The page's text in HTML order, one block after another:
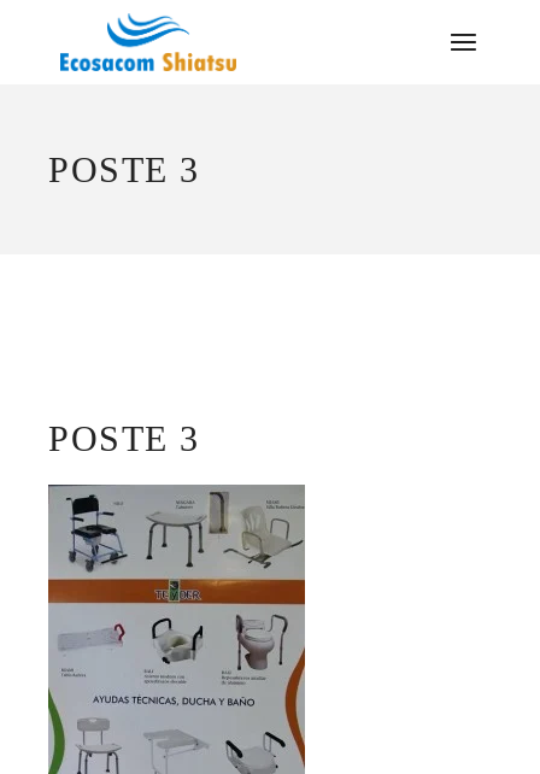
POSTE 3
POSTE 3